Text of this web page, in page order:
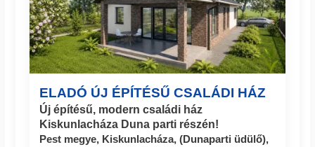
ELADÓ ÚJ ÉPÍTÉSŰ CSALÁDI HÁZ
Új építésű, modern családi ház
Kiskunlacháza Duna parti részén!
Pest megye, Kiskunlacháza, (Dunaparti üdülő),